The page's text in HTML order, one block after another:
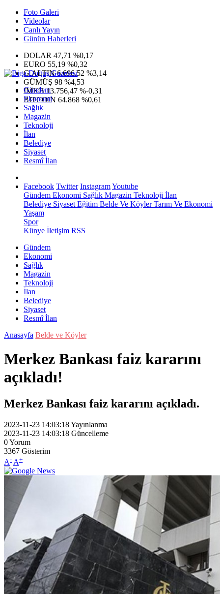
Foto Galeri
Videolar
Canlı Yayın
Günün Haberleri
DOLAR 47,71 %0,17
EURO 55,19 %0,32
G.ALTIN6.696,52 %3,14
GÜMÜŞ 98 %4,53
IMKB13.756,47 %-0,31
BITCOIN 64.868 %0,61
Gündem
Ekonomi
Sağlık
Magazin
Teknoloji
İlan
Belediye
Siyaset
Resmî İlan
Facebook Twitter InstagramYoutube
Gündem Ekonomi Sağlık Magazin Teknoloji İlan
Belediye Siyaset Eğitim Belde Ve KöylerTarım Ve Ekonomi
Yaşam
Spor
Künye İletişim RSS
Gündem
Ekonomi
Sağlık
Magazin
Teknoloji
İlan
Belediye
Siyaset
Resmî İlan
Anasayfa Belde ve Köyler
Merkez Bankası faiz kararını
açıkladı!
Merkez Bankası faiz kararını açıkladı.
2023-11-23 14:03:18Yayınlanma
2023-11-23 14:03:18 Güncelleme
0Yorum
3367 Gösterim
A- A+